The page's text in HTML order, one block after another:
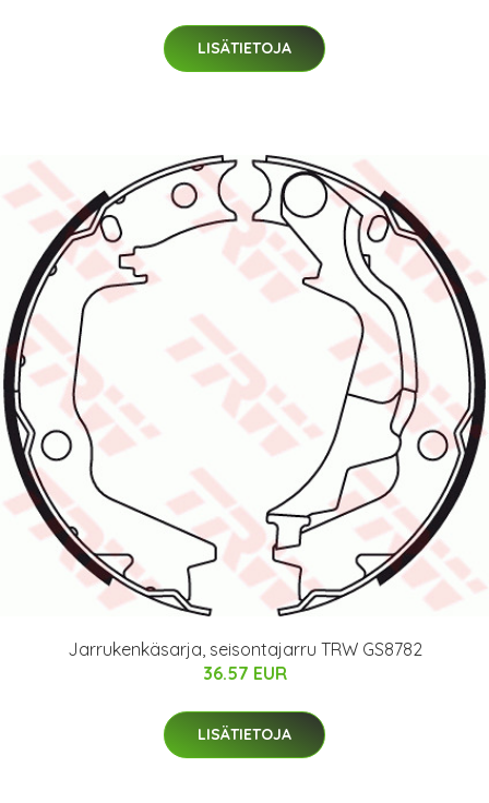
LISÄTIETOJA
Jarrukenkäsarja, seisontajarru TRW GS8782
36.57 EUR
LISÄTIETOJA